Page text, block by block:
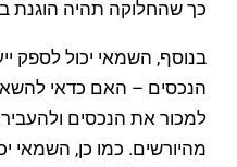
כך שהחלוקה תהיה הוגנת
בנוסף, השמאי יכול לספק
הנכסים – האם כדאי
למכור את הנכסים
מהיורשים. כמו כן, השמאי